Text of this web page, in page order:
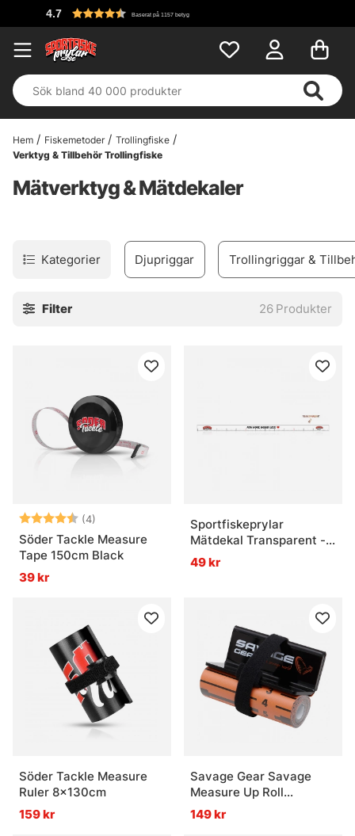
Hem Fiskemetoder
Trollingfiske
Verktyg & Tillbehör Trollingfiske
Mätverktyg & Mätdekaler
Kategorier Djupriggar Trollingriggar &
Filter 26 Produkter
Betyg: (4)
4.5 utav 5 stjärnor
Söder Tackle Measure
Tape 150cm Black
39 kr
Sportfiskeprylar
Mätdekal Transparent -
136x5cm
49 kr
Söder Tackle Measure
Ruler 8x130cm
159 kr
Savage Gear Savage
Measure Up Roll
8x130cm
149 kr